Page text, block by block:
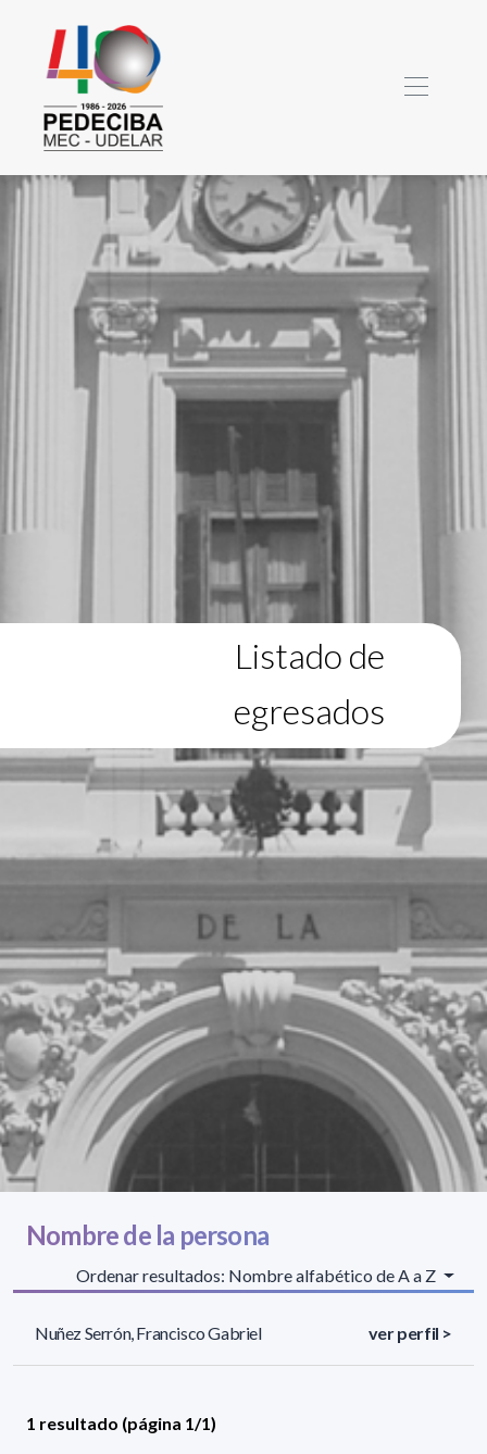
Listado de
egresados
Nombre de la persona
Ordenar resultados: Nombre alfabético de A a Z
Nuñez Serrón, Francisco Gabriel ver perfil >
1 resultado (página 1/1)